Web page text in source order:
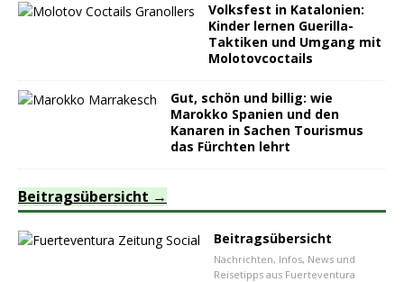
Volksfest in Katalonien:
Kinder lernen Guerilla-
Taktiken und Umgang mit
Molotovcoctails
Gut, schön und billig: wie
Marokko Spanien und den
Kanaren in Sachen Tourismus
das Fürchten lehrt
Beitragsübersicht
Beitragsübersicht
Nachrichten, Infos, News und
Reisetipps aus Fuerteventura